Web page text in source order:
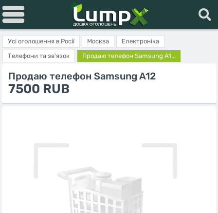
Усі оголошення в Росії Москва
Електроніка
Телефони та зв'язок
Продаю телефон Samsung A1...
Продаю телефон Samsung A12
7500 RUB